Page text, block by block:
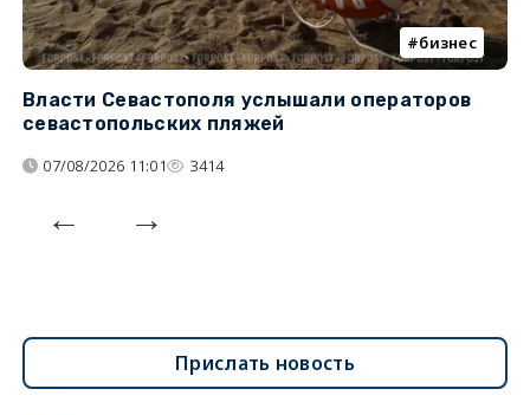
бизнес
Власти Севастополя услышали операторов
севастопольских пляжей
07/08/2026 11:01 3414
Прислать новость